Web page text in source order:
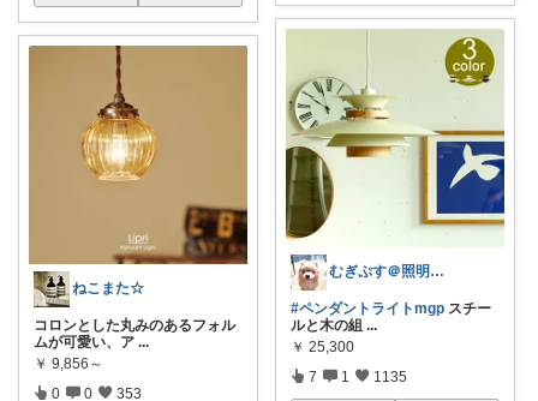
ねこまた☆
コロンとした丸みのあるフォル
ムが可愛い、ア ...
￥ 9,856～
0 0 353
むぎぷす＠照明とインテリアと北欧食器
#ペンダントライトmgp スチー
ルと木の組 ...
￥ 25,300
7 1 1135